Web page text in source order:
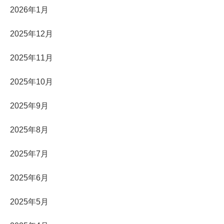
2026年1月
2025年12月
2025年11月
2025年10月
2025年9月
2025年8月
2025年7月
2025年6月
2025年5月